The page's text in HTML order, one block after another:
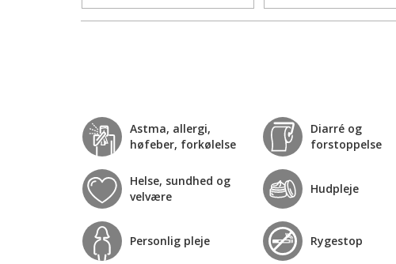
Astma, allergi,
høfeber, forkølelse
Diarré og
forstoppelse
Helse, sundhed og
velvære
Hudpleje
Personlig pleje Rygestop